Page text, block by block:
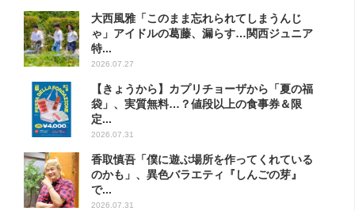
大西風雅「このまま忘れられてしまうんじ
ゃ」アイドルの葛藤、漏らす…関西ジュニア
特...
2026.07.27
【きょうから】カプリチョーザから「夏の福
袋」、実質無料…？値段以上の食事券＆限
定...
2026.07.31
香取慎吾「僕に遊ぶ場所を作ってくれている
のかも」、異色バラエティ『しんごの芽』
で...
2026.07.31